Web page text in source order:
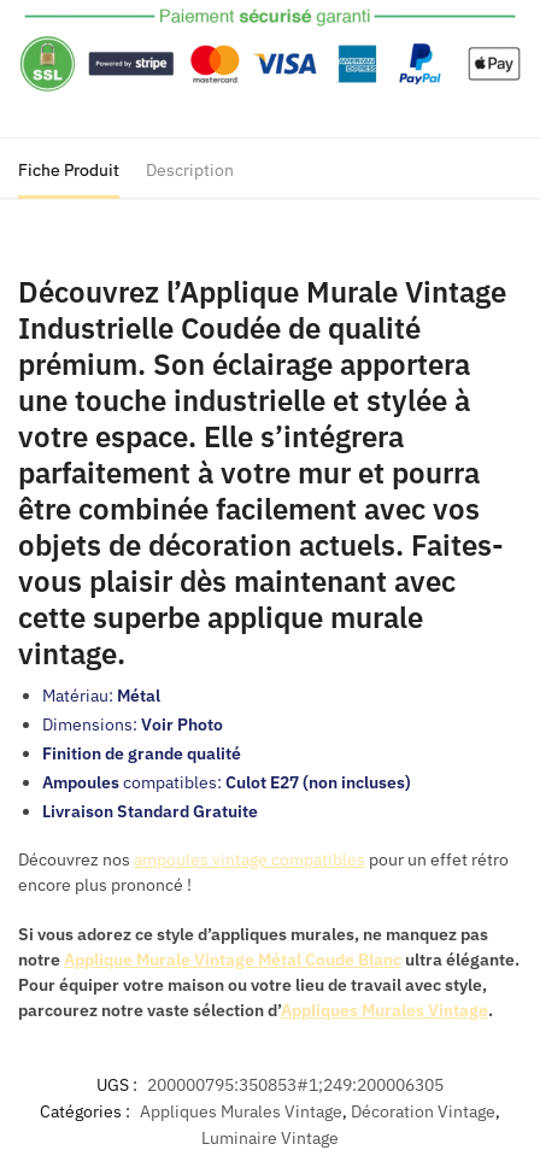
Fiche Produit Description
Découvrez l’Applique Murale Vintage
Industrielle Coudée de qualité
prémium. Son éclairage apportera
une touche industrielle et stylée à
votre espace. Elle s’intégrera
parfaitement à votre mur et pourra
être combinée facilement avec vos
objets de décoration actuels. Faites-
vous plaisir dès maintenant avec
cette superbe applique murale
vintage.
Matériau: Métal
Dimensions: Voir Photo
Finition de grande qualité
Ampoulescompatibles: Culot E27 (non incluses)
Livraison Standard Gratuite
Découvrez nos ampoules vintage compatibles pour un effet rétro
encore plus prononcé !
Si vous adorez ce style d’appliques murales, ne manquez pas
notreApplique Murale Vintage Métal Coude Blanc ultra élégante.
Pour équiper votre maison ou votre lieu de travail avec style,
parcourez notre vaste sélection d’Appliques Murales Vintage.
UGS : 200000795:350853#1;249:200006305
Catégories : Appliques Murales Vintage, Décoration Vintage,
Luminaire Vintage